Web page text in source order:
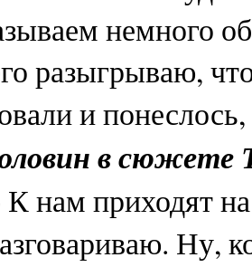
немного
разыгрываю,
и
в сюжете
К нам приходят
Ну,